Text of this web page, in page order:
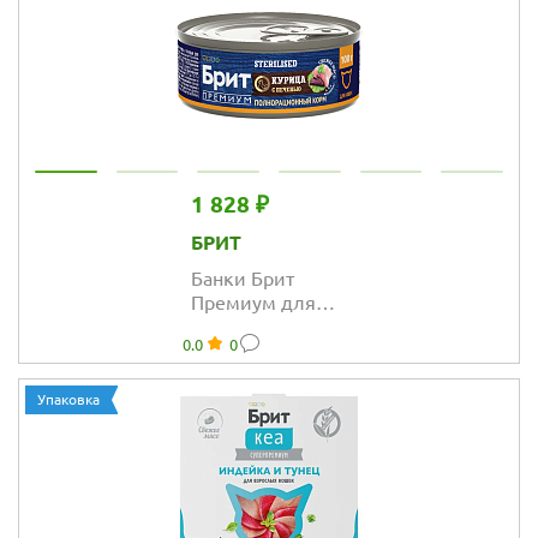
1 828 ₽
БРИТ
Банки Брит
Премиум для
кошек с мясом
курицы и
печенью
0.0 0
Упаковка